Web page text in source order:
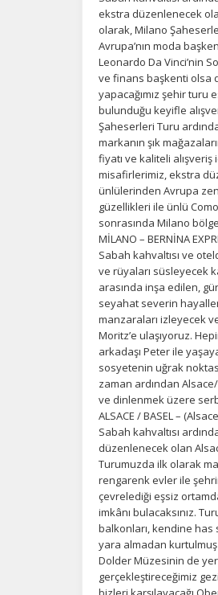
ekstra düzenlenecek
olarak, Milano
Avrupa’nın moda
Leonardo Da Vinci’nin
ve finans başkenti olsa
yapacağımız şehir turu
bulunduğu keyifle
Şaheserleri Turu
markanın şık
fiyatı ve kaliteli
misafirlerimiz, ekstra
ünlülerinden Avrupa
güzellikleri ile ünlü
sonrasında Milano
MİLANO – BERNİNA
Sabah kahvaltısı ve
ve rüyaları süsleyecek
arasında inşa edilen,
seyahat severin
manzaraları izleyecek
Moritz’e ulaşıyoruz.
arkadaşı Peter ile
sosyetenin uğrak
zaman ardından
ve dinlenmek üzere
ALSACE / BASEL –
Sabah kahvaltısı
düzenlenecek olan
Turumuzda ilk olarak
rengarenk evler ile
çevrelediği eşsiz
imkânı bulacaksınız.
balkonları, kendine has
yara almadan
Dolder Müzesinin de yer
gerçekleştireceğimiz